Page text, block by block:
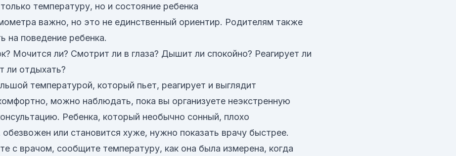
температуру, но и состояние ребенка
важно, но это не единственный ориентир. Родителям также
на поведение ребенка.
Мочится ли? Смотрит ли в глаза? Дышит ли спокойно? Реагирует ли
ли отдыхать?
температурой, который пьет, реагирует и выглядит
можно наблюдать, пока вы организуете неэкстренную
Ребенка, который необычно сонный, плохо
обезвожен или становится хуже, нужно показать врачу быстрее.
с врачом, сообщите температуру, как она была измерена, когда